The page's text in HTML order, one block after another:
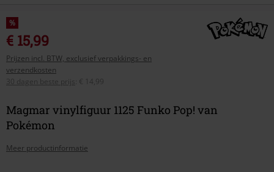
%
€ 15,99
Prijzen incl. BTW, exclusief verpakkings- en
verzendkosten
30 dagen beste prijs
€ 14,99
Magmar vinylfiguur 1125 Funko Pop! van
Pokémon
Meer productinformatie